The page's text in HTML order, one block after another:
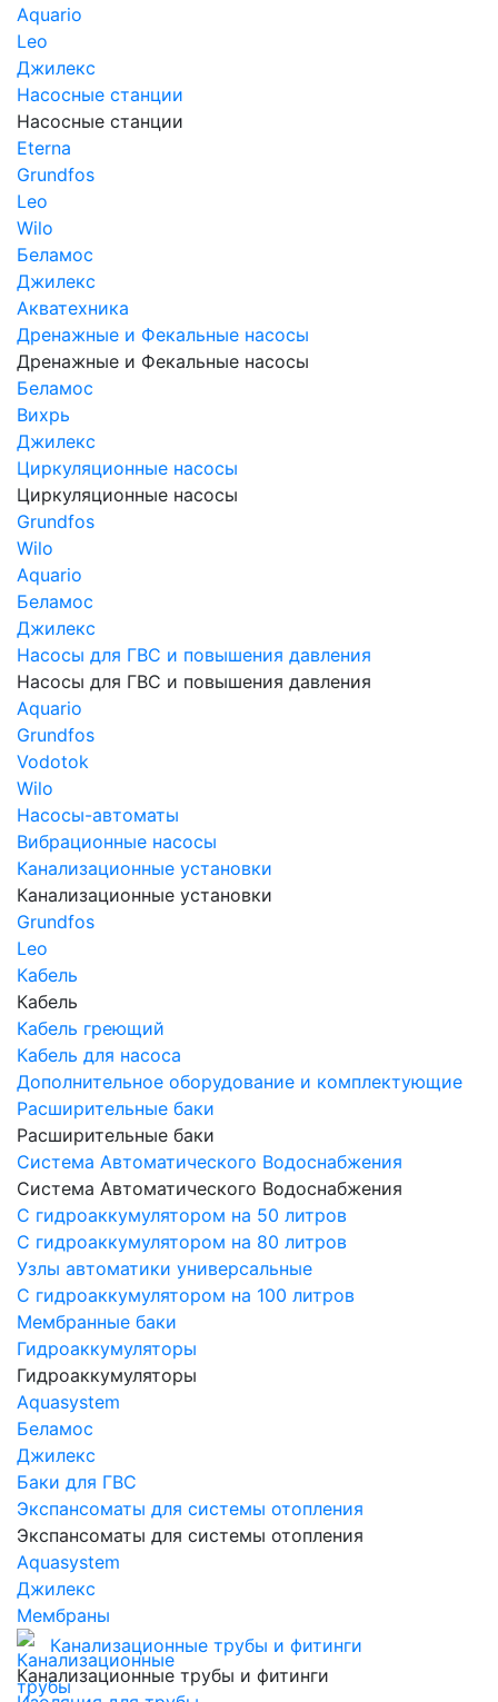
Aquario
Leo
Джилекс
Насосные станции
Насосные станции
Eterna
Grundfos
Leo
Wilo
Беламос
Джилекс
Акватехника
Дренажные и Фекальные насосы
Дренажные и Фекальные насосы
Беламос
Вихрь
Джилекс
Циркуляционные насосы
Циркуляционные насосы
Grundfos
Wilo
Aquario
Беламос
Джилекс
Насосы для ГВС и повышения давления
Насосы для ГВС и повышения давления
Aquario
Grundfos
Vodotok
Wilo
Насосы-автоматы
Вибрационные насосы
Канализационные установки
Канализационные установки
Grundfos
Leo
Кабель
Кабель
Кабель греющий
Кабель для насоса
Дополнительное оборудование и комплектующие
Расширительные баки
Расширительные баки
Система Автоматического Водоснабжения
Система Автоматического Водоснабжения
С гидроаккумулятором на 50 литров
С гидроаккумулятором на 80 литров
Узлы автоматики универсальные
С гидроаккумулятором на 100 литров
Мембранные баки
Гидроаккумуляторы
Гидроаккумуляторы
Aquasystem
Беламос
Джилекс
Баки для ГВС
Экспансоматы для системы отопления
Экспансоматы для системы отопления
Aquasystem
Джилекс
Мембраны
Канализационные трубы и фитинги
Канализационные трубы и фитинги